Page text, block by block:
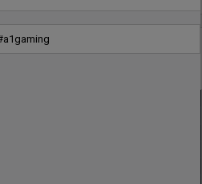
a1gaming